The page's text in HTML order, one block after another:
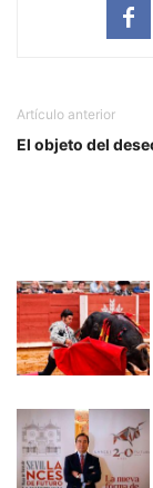
Artículo anterior
El objeto del